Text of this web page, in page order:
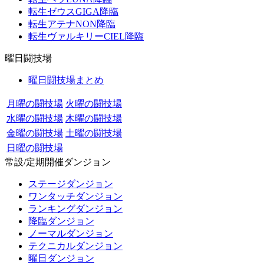
転生ゼウスGIGA降臨
転生アテナNON降臨
転生ヴァルキリーCIEL降臨
曜日闘技場
曜日闘技場まとめ
月曜の闘技場 火曜の闘技場
水曜の闘技場 木曜の闘技場
金曜の闘技場 土曜の闘技場
日曜の闘技場
常設/定期開催ダンジョン
ステージダンジョン
ワンタッチダンジョン
ランキングダンジョン
降臨ダンジョン
ノーマルダンジョン
テクニカルダンジョン
曜日ダンジョン